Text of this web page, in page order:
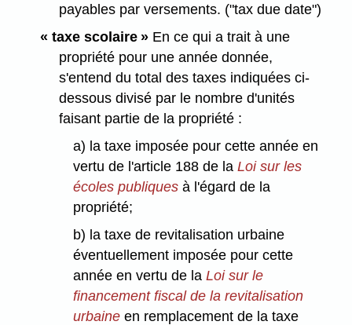
payables par versements. ("tax due date")
« taxe scolaire »En ce qui a trait à une
propriété pour une année donnée,
s'entend du total des taxes indiquées ci-
dessous divisé par le nombre d'unités
faisant partie de la propriété :
a) la taxe imposée pour cette année en
vertu de l'article 188 de la Loi sur les
écoles publiquesà l'égard de la
propriété;
b) la taxe de revitalisation urbaine
éventuellement imposée pour cette
année en vertu de laLoi sur le
financement fiscal de la revitalisation
urbaineen remplacement de la taxe